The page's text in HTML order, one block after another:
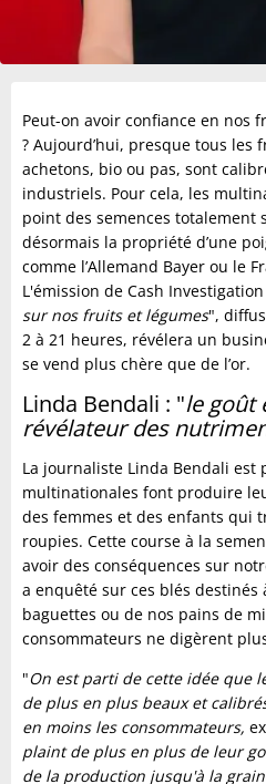
Peut-on avoir confiance en nos
? Aujourd’hui, presque tous les
achetons, bio ou pas, sont
industriels. Pour cela, les
point des semences totalement
désormais la propriété d’une
comme l’Allemand Bayer ou le
L'émission de Cash Investigation
sur nos fruits et légumes",
2 à 21 heures, révélera un
se vend plus chère que de l’or.
Linda Bendali : "le goût
révélateur des
La journaliste Linda Bendali est
multinationales font produire
des femmes et des enfants qui
roupies. Cette course à la
avoir des conséquences sur
a enquêté sur ces blés destinés
baguettes ou de nos pains de
consommateurs ne digèrent
"On est parti de cette idée que
de plus en plus beaux et
en moins les consommateurs,
plaint de plus en plus de leur
de la production jusqu'à la